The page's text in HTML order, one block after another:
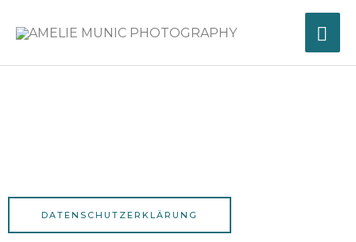
Inhalt
DATENSCHUTZERKLÄRUNG